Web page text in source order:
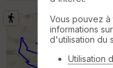
Val
Vous pouvez
informations
d'utilisation du
Utilisation